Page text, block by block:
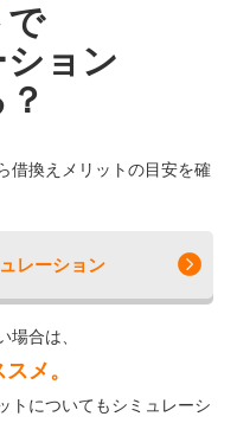
で
ョン
借換えメリットの目安を確
レーション
合は、
メ。
トについてもシミュレーシ